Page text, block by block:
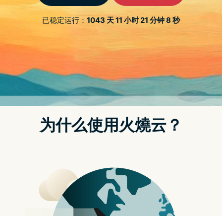
前最大的自然语言模型，另一外媒 The Information 8 日报导更
点出新模型代号「Olympus」。
OpenAI 的 GPT-4 模型是现有的最佳模型之一，据报导拥有 1 兆
参数，亚马逊则拒绝对「Olympus」一事发表任何评论。
「Olympus」开发团队由 Alexa 前负责人 Rohit Prasad 带领，
他现在直接向执行长 Andy Jassy 汇报进展。他身为亚马逊 AGI
首席科学家，带领致力於 Alexa AI 的研究人员以及亚马逊科学团
AWS 用户提供模型和运算资源。
知情人士表示，企业客户希望在 AWS 上获得最佳性能的模型，
亚马逊认为拥有自主开发的模型可使产品在 AWS 上更具吸引